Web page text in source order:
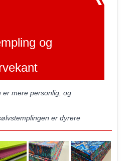
og
er mere personlig, og
er dyrere